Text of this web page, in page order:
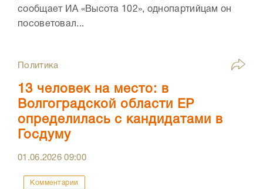
сообщает ИА «Высота 102», однопартийцам он
посоветовал...
Политика
13 человек на место: в
Волгоградской области ЕР
определилась с кандидатами в
Госдуму
01.06.202609:00
Комментарии